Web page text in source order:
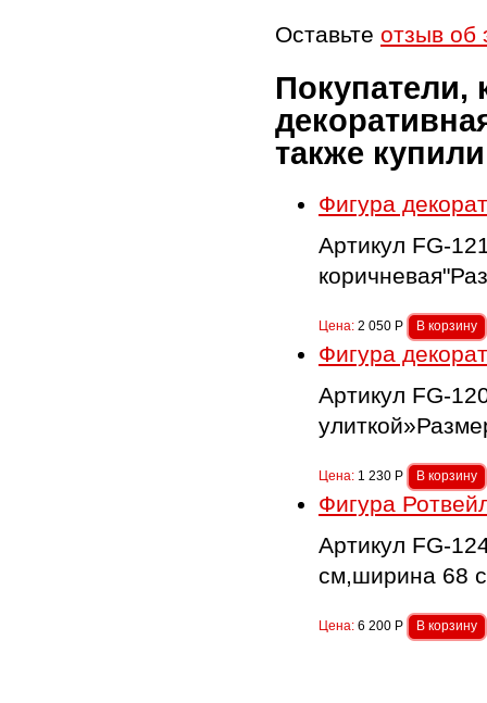
Оставьте отзыв об
Покупатели,
также купили
Фигура
Артикул FG-
Цена: 2 050 Р
Фигура
Артикул FG-
Цена: 1 230 Р
Фигура
Артикул FG-
см,ширина 68
Цена: 6 200 Р